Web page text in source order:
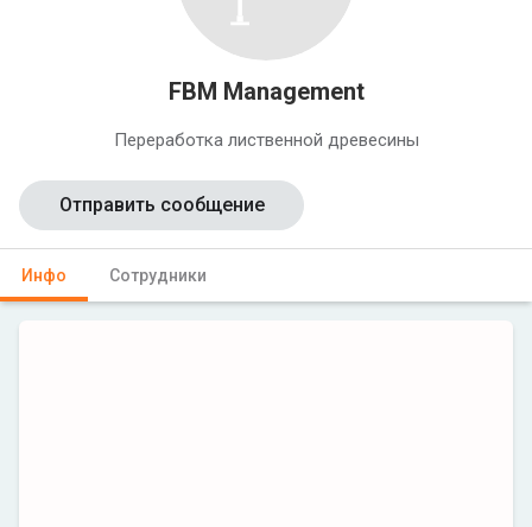
FBM Management
Переработка лиственной древесины
Инфо Сотрудники
Отправить сообщение